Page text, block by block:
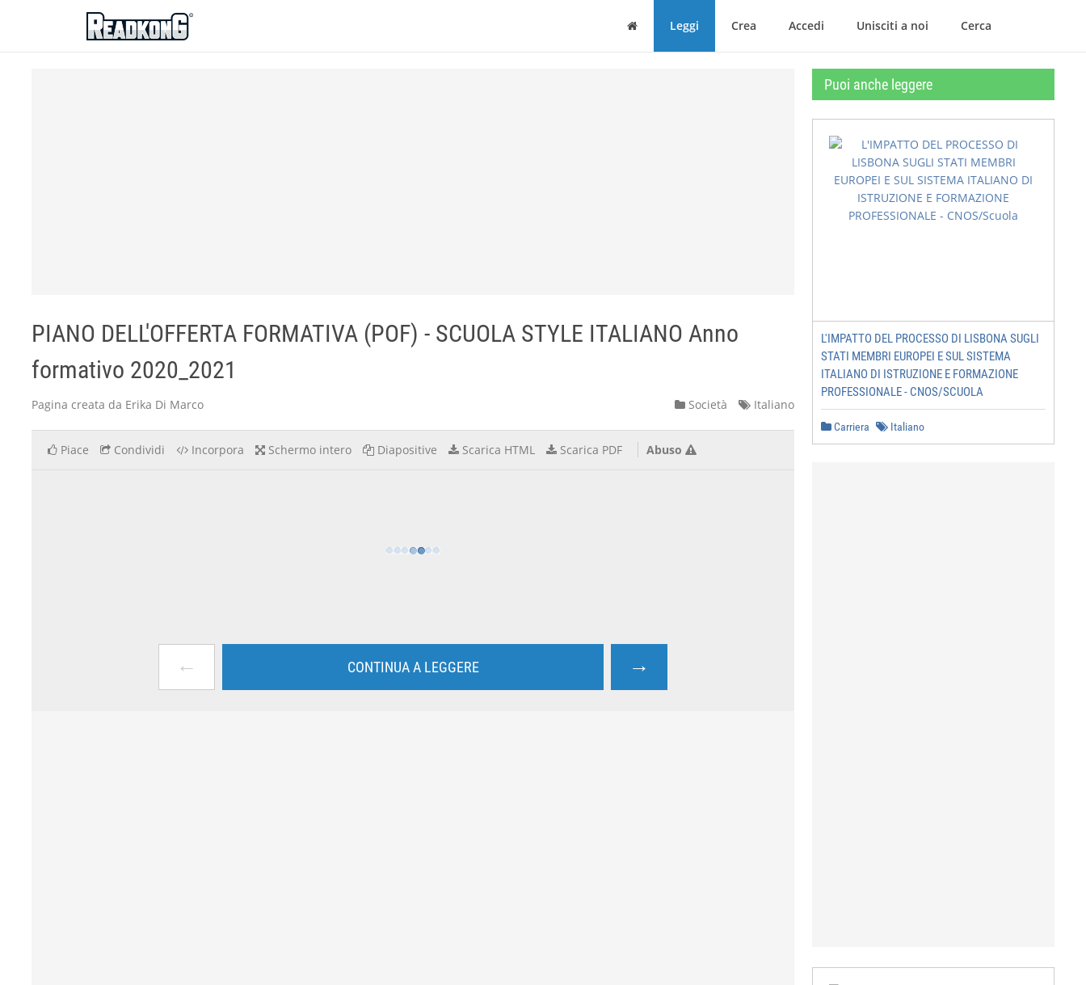
ReadkonG
Home Leggi Crea Accedi Unisciti a noi Cerca
PIANO DELL'OFFERTA FORMATIVA (POF) - SCUOLA STYLE ITALIANO Anno
formativo 2020_2021
Pagina creata da Erika Di Marco Società Italiano
Piace Condividi Incorpora Schermo intero Diapositive Scarica HTML Scarica PDF Abuso
← CONTINUA A LEGGERE →
Puoi anche leggere
L'IMPATTO DEL PROCESSO DI LISBONA SUGLI
STATI MEMBRI EUROPEI E SUL SISTEMA
ITALIANO DI ISTRUZIONE E FORMAZIONE
PROFESSIONALE - CNOS/SCUOLA
Carriera Italiano